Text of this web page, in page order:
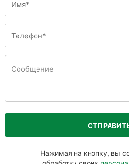
Нажимая на кнопку, вы